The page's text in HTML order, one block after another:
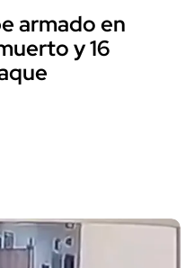
armado en
y 16